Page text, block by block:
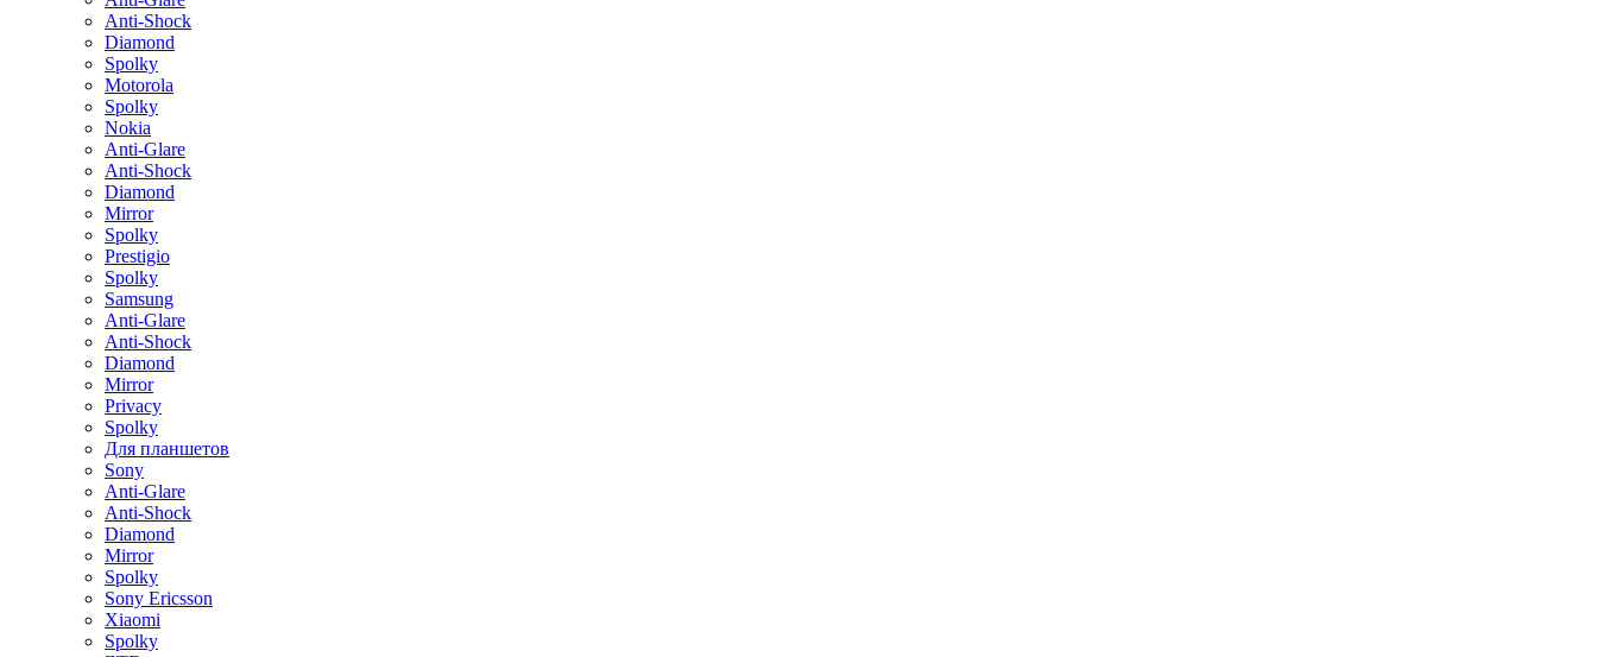
Anti-Shock
Diamond
Spolky
Motorola
Spolky
Nokia
Anti-Glare
Anti-Shock
Diamond
Mirror
Spolky
Prestigio
Spolky
Samsung
Anti-Glare
Anti-Shock
Diamond
Mirror
Privacy
Spolky
Для планшетов
Sony
Anti-Glare
Anti-Shock
Diamond
Mirror
Spolky
Sony Ericsson
Xiaomi
Spolky